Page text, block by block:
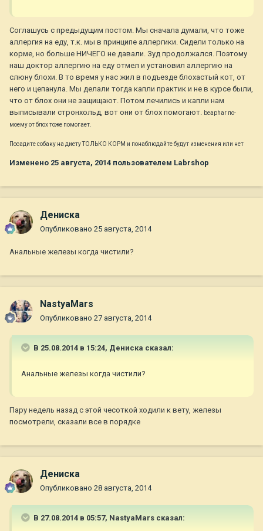
Соглашусь с предыдущим постом. Мы сначала думали, что тоже
аллергия на еду, т.к. мы в принципе аллергики. Сидели только на
корме, но больше НИЧЕГО не давали. Зуд продолжался. Поэтому
наш доктор аллергию на еду отмел и установил аллергию на
слюну блохи. В то время у нас жил в подъезде блохастый кот, от
него и цепанула. Мы делали тогда капли практик и не в курсе были,
что от блох они не защищают. Потом лечились и капли нам
выписывали стронхольд, вот они от блох помогают. beaphar по-
моему от блох тоже помогает.
Посадите собаку на диету ТОЛЬКО КОРМ и понаблюдайте будут изменения или нет
Изменено 25 августа, 2014 пользователем Labrshop
Дениска
Опубликовано 25 августа, 2014
Анальные железы когда чистили?
NastyaMars
Опубликовано 27 августа, 2014
В 25.08.2014 в 15:24, Дениска сказал:
Анальные железы когда чистили?
Пару недель назад с этой чесоткой ходили к вету, железы
посмотрели, сказали все в порядке
Дениска
Опубликовано 28 августа, 2014
В 27.08.2014 в 05:57, NastyaMars сказал: